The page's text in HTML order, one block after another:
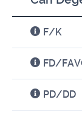
F/K
FD/
PD/DD